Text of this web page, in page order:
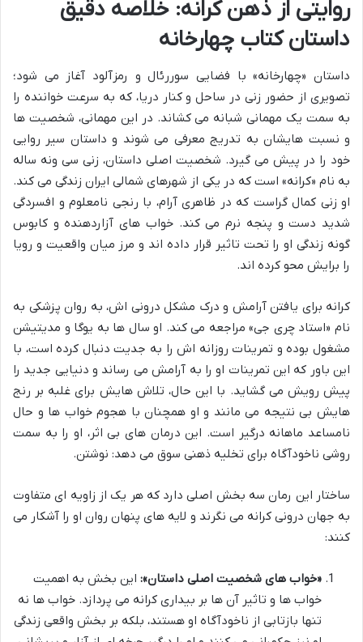
روایتی از ذهن کرانه: خلاصه دقیق
داستان کتاب چهارخانه
داستان «چهارخانه» با فضایی سوررئال و رمزآلود آغاز می شود؛
تصویری از حضور زنی در ساحل و کنار دریا، که به سرعت خواننده را
به سمت یک مهمانی شبانه می کشاند. در این مهمانی، شخصیت ها
و نسبت هایشان به تدریج معرفی می شوند و داستان سیر روایی
خود را در پیش می گیرد. شخصیت اصلی داستان، زنی سی ونه ساله
به نام «کرانه» است که در یکی از شهرهای شمالی ایران زندگی می کند.
او زنی کمال گراست که در ظاهری آرام، با رنجی نامعلوم و افسردگی
شدید دست و پنجه نرم می کند. خواب های آزاردهنده و کابوس
گونه زندگی او را تحت تاثیر قرار داده اند و مرز میان واقعیت و رویا
را برایش محو کرده اند.
کرانه برای یافتن آرامش و درک مشکل درونی اش، به روان پزشکی به
نام «استاد چری جی» مراجعه می کند. او سال ها به یوگا و مدیتیشن
مشغول بوده و تمرینات روزانه اش را به جدیت دنبال کرده است، با
این باور که این تمرینات او را به آرامش می رساند و دنیایی جدید را
پیش رویش می گشاید. با این حال، تلاش هایش برای غلبه بر رنج
هایش بی نتیجه می مانند و او همچنان با هجوم خواب ها و حال
نامساعد ماهانه درگیر است. این درمان های بی اثر، او را به سمت
روشی ناخودآگاه برای تخلیه ذهنی سوق می دهد: نوشتن.
ساختار این رمان سه بخش اصلی دارد که هر یک از زاویه ای متفاوت
به جهان درونی کرانه می نگرند و لایه های پنهان روان او را آشکار می
کنند:
«خواب های شخصیت اصلی داستان»: این بخش به اهمیت
خواب ها و تاثیر آن ها بر بیداری کرانه می پردازد. خواب ها نه
تنها بازتابی از ناخودآگاه او هستند، بلکه بر بخش واقعی زندگی